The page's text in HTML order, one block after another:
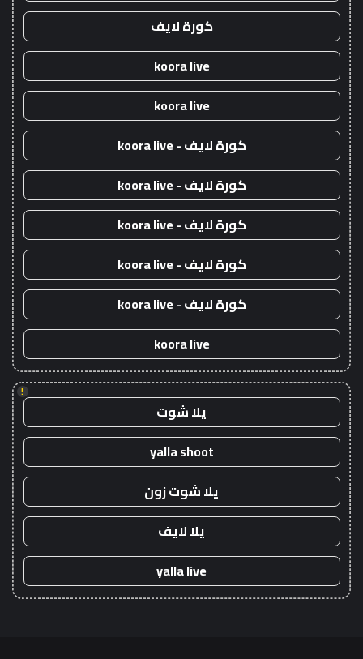
كورة لايف
koora live
koora live
كورة لايف - koora live
كورة لايف - koora live
كورة لايف - koora live
كورة لايف - koora live
كورة لايف - koora live
koora live
!
يلا شوت
yalla shoot
يلا شوت زون
يلا لايف
yalla live